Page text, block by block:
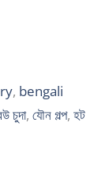
, bengali
চুদা, যৌন গল্প, হট